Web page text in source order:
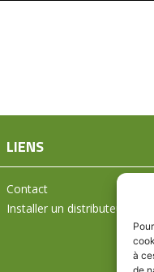
à
LIENS
Contact
Installer un distributeur